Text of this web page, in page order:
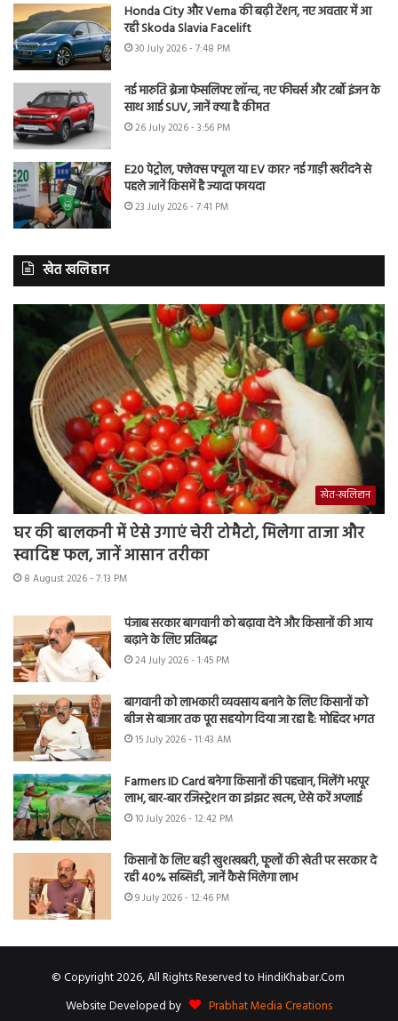
Honda City और Verna की बढ़ी टेंशन, नए अवतार में आ
रही Skoda Slavia Facelift
30 July 2026 - 7:48 PM
नई मारुति ब्रेजा फेसलिफ्ट लॉन्च, नए फीचर्स और टर्बो इंजन के
साथ आई SUV, जानें क्या है कीमत
26 July 2026 - 3:56 PM
E20 पेट्रोल, फ्लेक्स फ्यूल या EV कार? नई गाड़ी खरीदने से
पहले जानें किसमें है ज्यादा फायदा
23 July 2026 - 7:41 PM
खेत खलिहान
खेत-खलिहान
घर की बालकनी में ऐसे उगाएं चेरी टोमैटो, मिलेगा ताजा और
स्वादिष्ट फल, जानें आसान तरीका
8 August 2026 - 7:13 PM
पंजाब सरकार बागवानी को बढ़ावा देने और किसानों की आय
बढ़ाने के लिए प्रतिबद्ध
24 July 2026 - 1:45 PM
बागवानी को लाभकारी व्यवसाय बनाने के लिए किसानों को
बीज से बाजार तक पूरा सहयोग दिया जा रहा है: मोहिंदर भगत
15 July 2026 - 11:43 AM
Farmers ID Card बनेगा किसानों की पहचान, मिलेंगे भरपूर
लाभ, बार-बार रजिस्ट्रेशन का झंझट खत्म, ऐसे करें अप्लाई
10 July 2026 - 12:42 PM
किसानों के लिए बड़ी खुशखबरी, फूलों की खेती पर सरकार दे
रही 40% सब्सिडी, जानें कैसे मिलेगा लाभ
9 July 2026 - 12:46 PM
© Copyright 2026, All Rights Reserved to HindiKhabar.Com
Website Developed by
Prabhat Media Creations